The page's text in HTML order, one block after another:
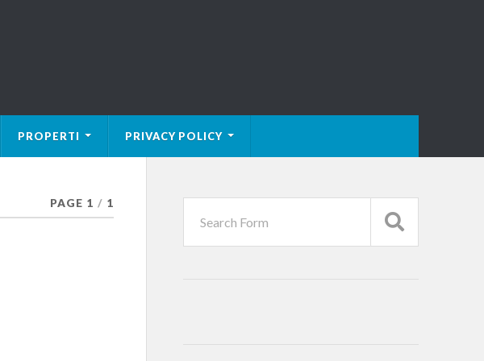
PROPERTI PRIVACY POLICY
PAGE 1 / 1